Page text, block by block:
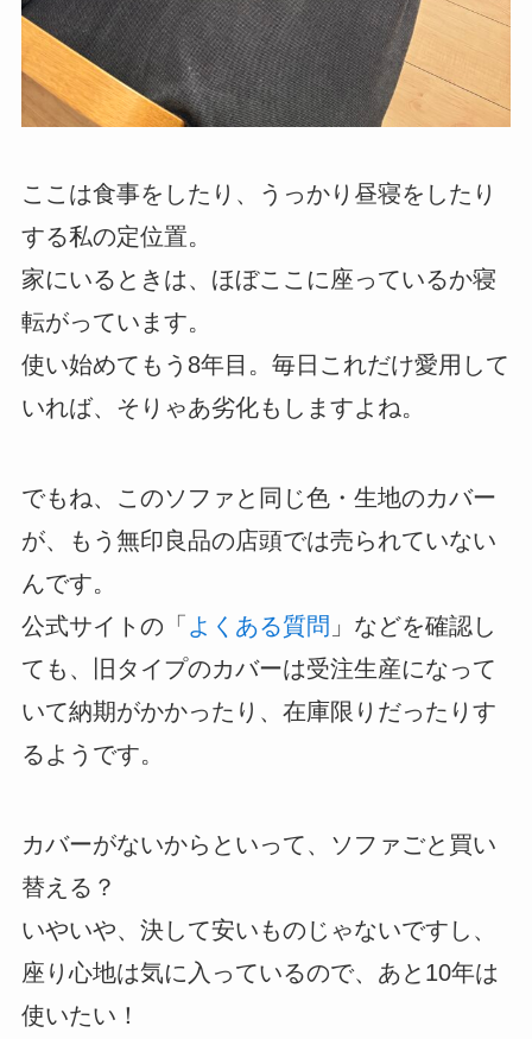
ここは食事をしたり、うっかり昼寝をしたり
する私の定位置。
家にいるときは、ほぼここに座っているか寝
転がっています。
使い始めてもう8年目。毎日これだけ愛用して
いれば、そりゃあ劣化もしますよね。
でもね、このソファと同じ色・生地のカバー
が、もう無印良品の店頭では売られていない
んです。
公式サイトの「 よくある質問 」などを確認し
ても、旧タイプのカバーは受注生産になって
いて納期がかかったり、在庫限りだったりす
るようです。
カバーがないからといって、ソファごと買い
替える？
いやいや、決して安いものじゃないですし、
座り心地は気に入っているので、あと10年は
使いたい！